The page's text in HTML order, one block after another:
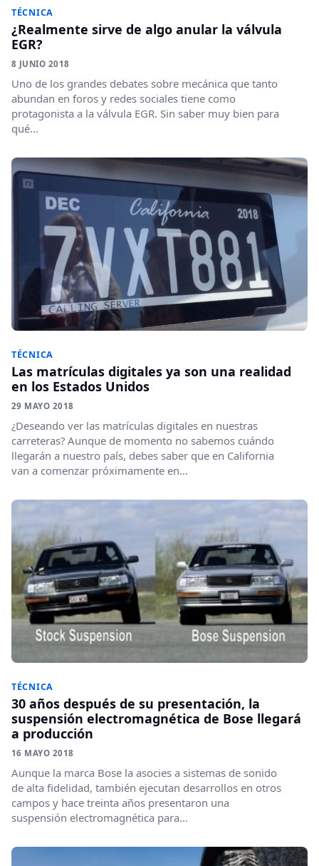
TÉCNICA
¿Realmente sirve de algo anular la válvula
EGR?
8 JUNIO 2018
Uno de los grandes debates sobre mecánica que tanto
abundan en foros y redes sociales tiene como
protagonista a la válvula EGR. Sin saber muy bien para
qué...
TÉCNICA
Las matrículas digitales ya son una realidad
en los Estados Unidos
29 MAYO 2018
¿Deseando ver las matrículas digitales en nuestras
carreteras? Aunque de momento no sabemos cuándo
llegarán a nuestro país, debes saber que en California
van a comenzar próximamente en...
TÉCNICA
30 años después de su presentación, la
suspensión electromagnética de Bose llegará
a producción
16 MAYO 2018
Aunque la marca Bose la asocies a sistemas de sonido
de alta fidelidad, también ejecutan desarrollos en otros
campos y hace treinta años presentaron una
suspensión electromagnética para...